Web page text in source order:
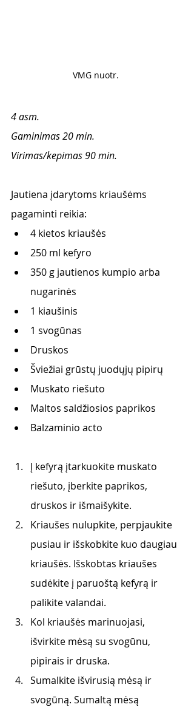
VMG nuotr.
4 asm.
Gaminimas 20 min.
Virimas/kepimas 90 min.
Jautiena įdarytoms kriaušėms
pagaminti reikia:
4 kietos kriaušės
250 ml kefyro
350 g jautienos kumpio arba
nugarinės
1 kiaušinis
1 svogūnas
Druskos
Šviežiai grūstų juodųjų pipirų
Muskato riešuto
Maltos saldžiosios paprikos
Balzaminio acto
Į kefyrą įtarkuokite muskato
riešuto, įberkite paprikos,
druskos ir išmaišykite.
Kriaušes nulupkite, perpjaukite
pusiau ir išskobkite kuo daugiau
kriaušės. Išskobtas kriaušes
sudėkite į paruoštą kefyrą ir
palikite valandai.
Kol kriaušės marinuojasi,
išvirkite mėsą su svogūnu,
pipirais ir druska.
Sumalkite išvirusią mėsą ir
svogūną. Sumaltą mėsą